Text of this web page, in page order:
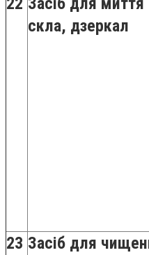
скла, дзеркал
23 Засіб для